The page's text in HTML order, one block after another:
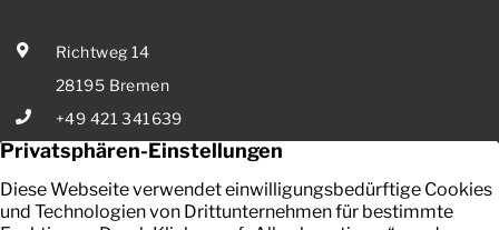
Richtweg 14
28195 Bremen
+49 421 341639
E-Mail senden
Ihr zuverlässiger Partner in Bremen für die Bewertung von